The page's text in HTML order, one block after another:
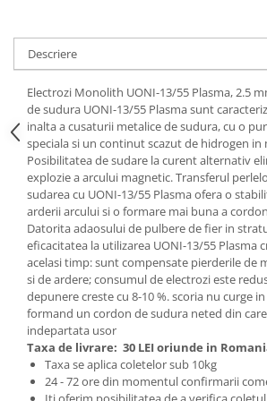
Incubatoare, oparitoare si
deplumatoare
Echipamente pentru animale
Aparate de tuns animale
Piese si accesorii aparate de tuns
animale
Tarcuri animale
Semanatori
Masini batut stalpi si accesorii
Roabe & accesorii
Casute gradina si cutii depozitare
Mobilier gradina
Corturi, Prelate si plase de
umbrire
Lopeti zapada
Descriere
Electrozi Monolith UONI-13/55 Plasma, 2.5
de sudura UONI-13/55 Plasma sunt
inalta a cusaturii metalice de sudura, cu o
speciala si un continut scazut de hidrogen in
Posibilitatea de sudare la curent alternativ
explozie a arcului magnetic. Transferul
sudarea cu UONI-13/55 Plasma ofera o
arderii arcului si o formare mai buna a
Datorita adaosului de pulbere de fier in
eficacitatea la utilizarea UONI-13/55 Plasma
acelasi timp: sunt compensate pierderile de
si de ardere; consumul de electrozi este
depunere creste cu 8-10 %. scoria nu curge
formand un cordon de sudura neted din
indepartata usor
Taxa de livrare: 30 LEI oriunde in
Taxa se aplica coletelor sub 10kg
24 - 72 ore din momentul confirmarii